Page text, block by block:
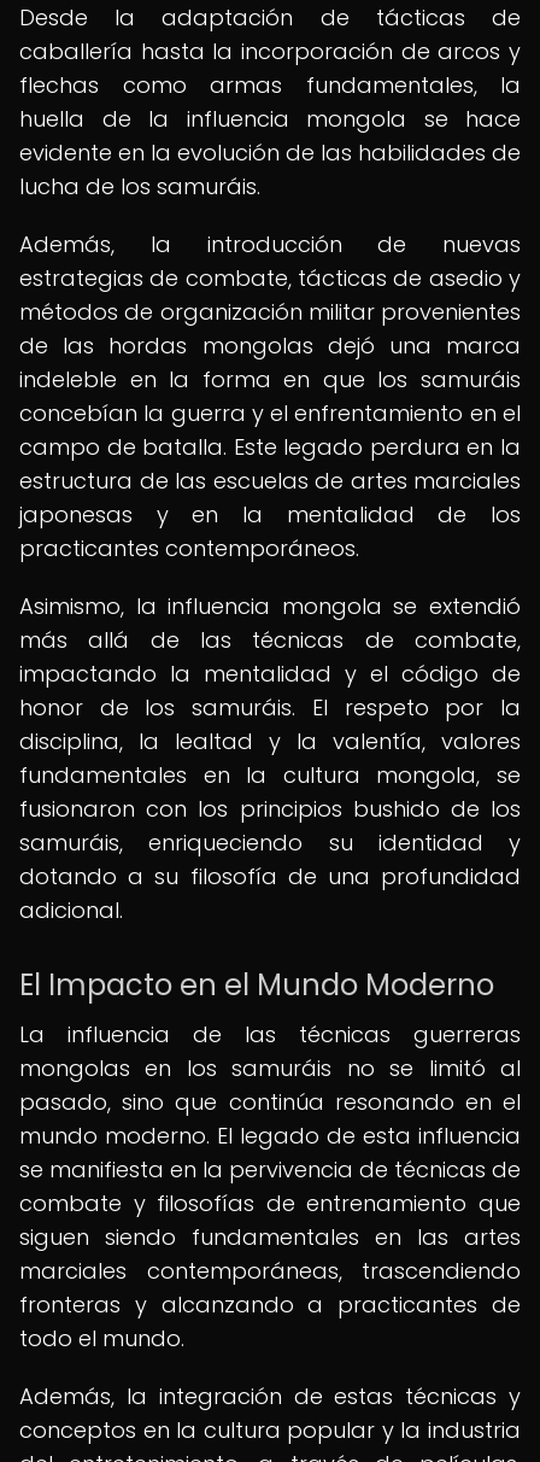
Desde la adaptación de tácticas de
caballería hasta la incorporación de arcos y
flechas como armas fundamentales, la
huella de la influencia mongola se hace
evidente en la evolución de las habilidades de
lucha de los samuráis.
Además, la introducción de nuevas
estrategias de combate, tácticas de asedio y
métodos de organización militar provenientes
de las hordas mongolas dejó una marca
indeleble en la forma en que los samuráis
concebían la guerra y el enfrentamiento en el
campo de batalla. Este legado perdura en la
estructura de las escuelas de artes marciales
japonesas y en la mentalidad de los
practicantes contemporáneos.
Asimismo, la influencia mongola se extendió
más allá de las técnicas de combate,
impactando la mentalidad y el código de
honor de los samuráis. El respeto por la
disciplina, la lealtad y la valentía, valores
fundamentales en la cultura mongola, se
fusionaron con los principios bushido de los
samuráis, enriqueciendo su identidad y
dotando a su filosofía de una profundidad
adicional.
El Impacto en el Mundo Moderno
La influencia de las técnicas guerreras
mongolas en los samuráis no se limitó al
pasado, sino que continúa resonando en el
mundo moderno. El legado de esta influencia
se manifiesta en la pervivencia de técnicas de
combate y filosofías de entrenamiento que
siguen siendo fundamentales en las artes
marciales contemporáneas, trascendiendo
fronteras y alcanzando a practicantes de
todo el mundo.
Además, la integración de estas técnicas y
conceptos en la cultura popular y la industria